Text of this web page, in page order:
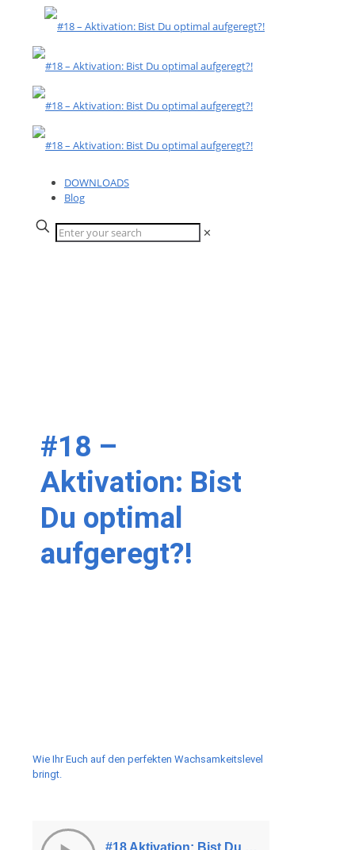
DOWNLOADS
Blog
✕
#18 –
Aktivation: Bist
Du optimal
aufgeregt?!
Wie Ihr Euch auf den perfekten Wachsamkeitslevel
bringt.